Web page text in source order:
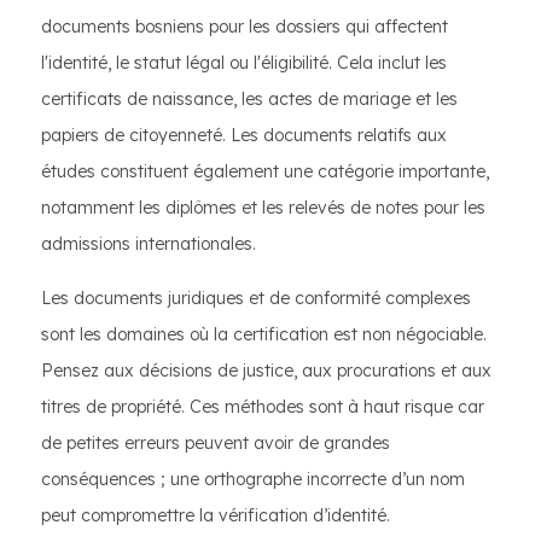
documents bosniens pour les dossiers qui affectent
l'identité, le statut légal ou l'éligibilité. Cela inclut les
certificats de naissance, les actes de mariage et les
papiers de citoyenneté. Les documents relatifs aux
études constituent également une catégorie importante,
notamment les diplômes et les relevés de notes pour les
admissions internationales.
Les documents juridiques et de conformité complexes
sont les domaines où la certification est non négociable.
Pensez aux décisions de justice, aux procurations et aux
titres de propriété. Ces méthodes sont à haut risque car
de petites erreurs peuvent avoir de grandes
conséquences ; une orthographe incorrecte d’un nom
peut compromettre la vérification d’identité.